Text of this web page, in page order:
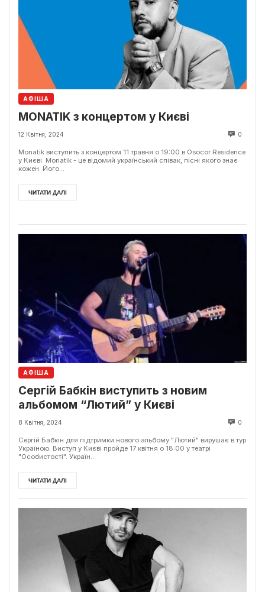
АФІША
MONATIK з концертом у Києві
12 Квітня, 2024 0
Monatik виступить з концертом 11 травня о 19:00 в Osocor Residence
у Києві. Monatik - це відомий український співак, пісні якого знає
кожен. Його...
ЧИТАТИ ДАЛІ
АФІША
Сергій Бабкін виступить з новим
альбомом “Лютий” у Києві
8 Квітня, 2024 0
Сергій Бабкін для підтримки нового альбому "Лютий" вирушає в тур
Україною. Виступ у Києві пройде 17 квітня о 18:00 у театрі
"Особистості". Україн...
ЧИТАТИ ДАЛІ